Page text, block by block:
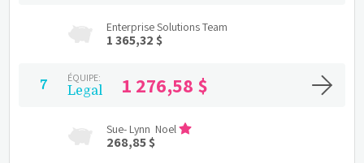
Enterprise Solutions Team
1 365,32 $
7
ÉQUIPE:
Legal 1 276,58 $
Sue- Lynn  Noel
268,85 $